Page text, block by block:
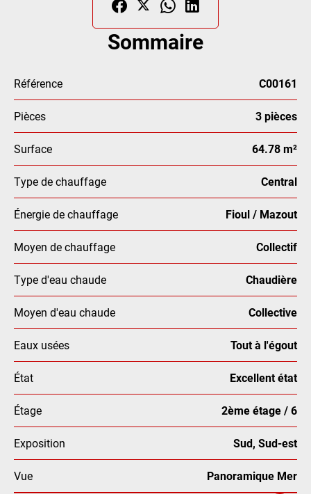
Sommaire
Référence C00161
Pièces 3 pièces
Surface 64.78 m²
Type de chauffage Central
Énergie de chauffage Fioul / Mazout
Moyen de chauffage Collectif
Type d'eau chaude Chaudière
Moyen d'eau chaude Collective
Eaux usées Tout à l'égout
État Excellent état
Étage 2ème étage / 6
Exposition Sud, Sud-est
Vue Panoramique Mer